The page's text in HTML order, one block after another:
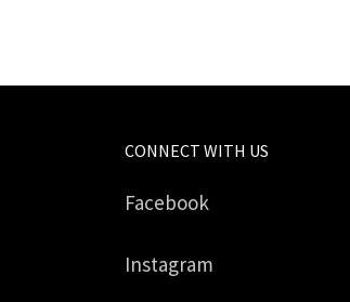
CONNECT WITH US
Facebook
Instagram